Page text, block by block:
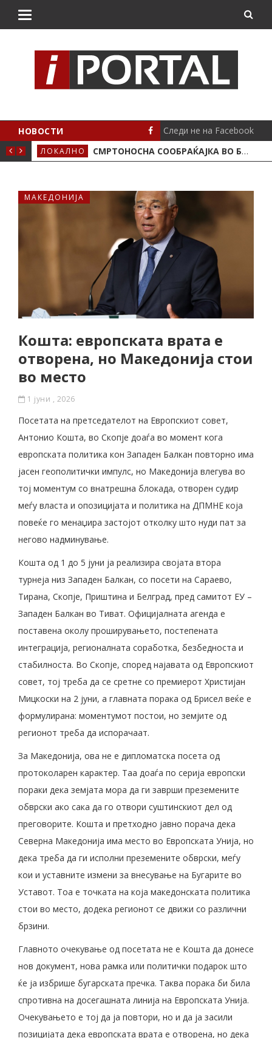
НОВОСТИ
ЛОКАЛНО СМРТОНОСНА СООБРАЌАЈКА ВО БУТЕЛ, ЖИВОТОТ ГО ЗАГУБИ 19-ГОДИШЕН МОТОЦИКЛИСТ
Следи не на Facebook
МАКЕДОНИЈА
Кошта: европската врата е
отворена, но Македонија стои
во место
1 јуни , 2026
Посетата на претседателот на Европскиот совет,
Антонио Кошта, во Скопје доаѓа во момент кога
европската политика кон Западен Балкан повторно има
јасен геополитички импулс, но Македонија влегува во
тој моментум со внатрешна блокада, отворен судир
меѓу власта и опозицијата и политика на ДПМНЕ која
повеќе го менаџира застојот отколку што нуди пат за
негово надминување.
Кошта од 1 до 5 јуни ја реализира својата втора
турнеја низ Западен Балкан, со посети на Сараево,
Тирана, Скопје, Приштина и Белград, пред самитот ЕУ –
Западен Балкан во Тиват. Официјалната агенда е
поставена околу проширувањето, постепената
интеграција, регионалната соработка, безбедноста и
стабилноста. Во Скопје, според најавата од Европскиот
совет, тој треба да се сретне со премиерот Христијан
Мицкоски на 2 јуни, а главната порака од Брисел веќе е
формулирана: моментумот постои, но земјите од
регионот треба да испорачаат.
За Македонија, ова не е дипломатска посета од
протоколарен карактер. Таа доаѓа по серија европски
пораки дека земјата мора да ги заврши преземените
обврски ако сака да го отвори суштинскиот дел од
преговорите. Кошта и претходно јавно порача дека
Северна Македонија има место во Европската Унија, но
дека треба да ги исполни преземените обврски, меѓу
кои и уставните измени за внесување на Бугарите во
Уставот. Тоа е точката на која македонската политика
стои во место, додека регионот се движи со различни
брзини.
Главното очекување од посетата не е Кошта да донесе
нов документ, нова рамка или политички подарок што
ќе ја избрише бугарската пречка. Таква порака би била
спротивна на досегашната линија на Европската Унија.
Очекувањето е тој да ја повтори, но и да ја засили
позицијата дека европската врата е отворена, но дека